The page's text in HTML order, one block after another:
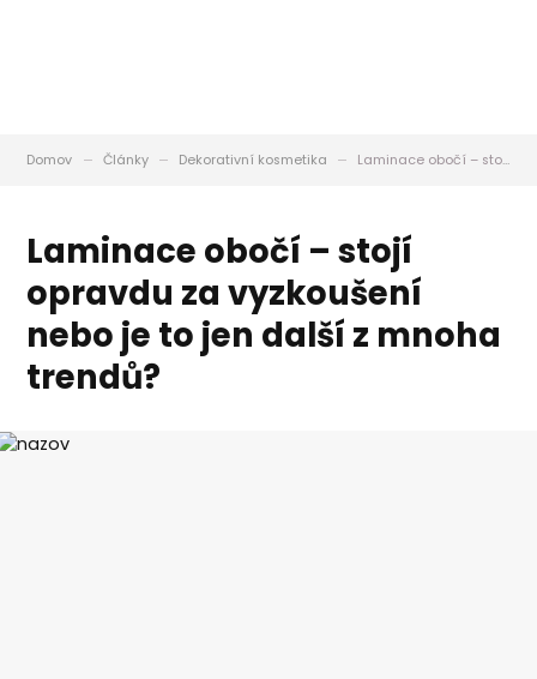
Domov Články Dekorativní kosmetika Laminace obočí – stojí opravdu za vyzkoušení nebo je to jen další z mnoha trendů?
Laminace obočí – stojí
opravdu za vyzkoušení
nebo je to jen další z mnoha
trendů?